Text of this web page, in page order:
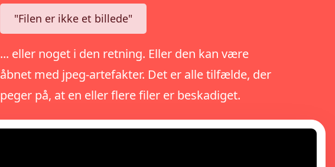
"Filen er ikke et billede"
... eller noget i den retning. Eller den kan være
åbnet med jpeg-artefakter. Det er alle tilfælde, der
peger på, at en eller flere filer er beskadiget.